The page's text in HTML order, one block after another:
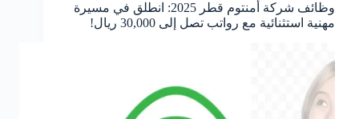
وظائف شركة أمنتوم قطر 2025: انطلق في مسيرة
مهنية استثنائية مع رواتب تصل إلى 30,000 ريال!